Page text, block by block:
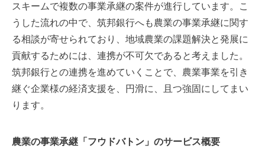
スキームで複数の事業承継の案件が進行しています。こ
うした流れの中で、筑邦銀行へも農業の事業承継に関す
る相談が寄せられており、地域農業の課題解決と発展に
貢献するためには、連携が不可欠であると考えました。
筑邦銀行との連携を進めていくことで、農業事業を引き
継ぐ企業様の経済支援を、円滑に、且つ強固にしてまい
ります。
農業の事業承継「フウドバトン」のサービス概要